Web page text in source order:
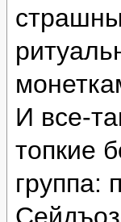
И все-
топкие
группа: